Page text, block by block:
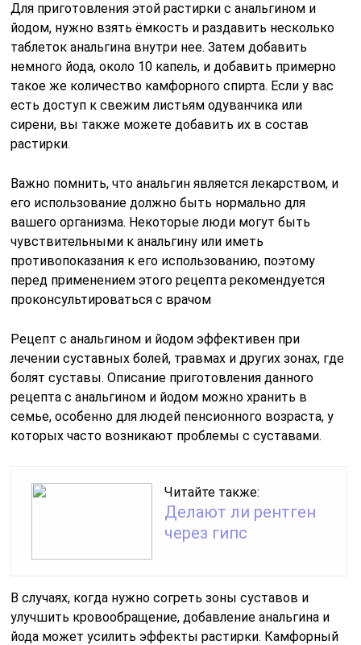
Для приготовления этой растирки с анальгином и
йодом, нужно взять ёмкость и раздавить несколько
таблеток анальгина внутри нее. Затем добавить
немного йода, около 10 капель, и добавить примерно
такое же количество камфорного спирта. Если у вас
есть доступ к свежим листьям одуванчика или
сирени, вы также можете добавить их в состав
растирки.
Важно помнить, что анальгин является лекарством, и
его использование должно быть нормально для
вашего организма. Некоторые люди могут быть
чувствительными к анальгину или иметь
противопоказания к его использованию, поэтому
перед применением этого рецепта рекомендуется
проконсультироваться с врачом
Рецепт с анальгином и йодом эффективен при
лечении суставных болей, травмах и других зонах, где
болят суставы. Описание приготовления данного
рецепта с анальгином и йодом можно хранить в
семье, особенно для людей пенсионного возраста, у
которых часто возникают проблемы с суставами.
Читайте также:
Делают ли рентген
через гипс
В случаях, когда нужно согреть зоны суставов и
улучшить кровообращение, добавление анальгина и
йода может усилить эффекты растирки. Камфорный